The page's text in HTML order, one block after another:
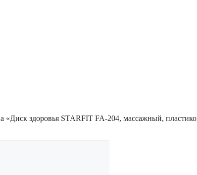
«Диск здоровья STARFIT FA-204, массажный,